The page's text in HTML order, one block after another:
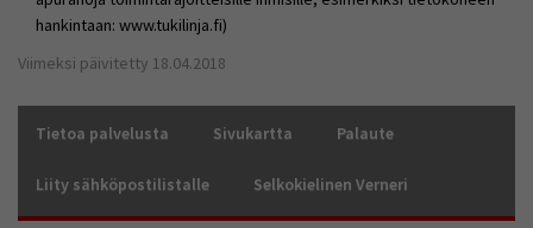
hankintaan: www.tukilinja.fi)
Viimeksi päivitetty 18.04.2018
Tietoa palvelusta Sivukartta Palaute
Liity sähköpostilistalle Selkokielinen Verneri